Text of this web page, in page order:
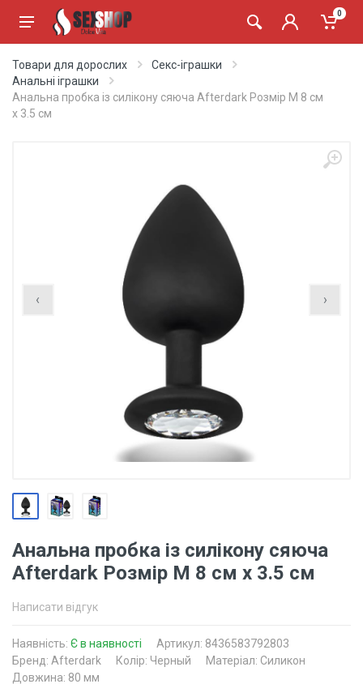
0
Товари для дорослих
Секс-іграшки
Анальні іграшки
Анальна пробка із силікону сяюча Afterdark Розмір M 8 см
x 3.5 см
‹ ›
Анальна пробка із силікону сяюча
Afterdark Розмір M 8 см x 3.5 см
Написати відгук
Наявність: Є в наявності
Артикул: 8436583792803
Бренд: Afterdark
Колір: Черный
Матеріал: Силикон
Довжина: 80 мм